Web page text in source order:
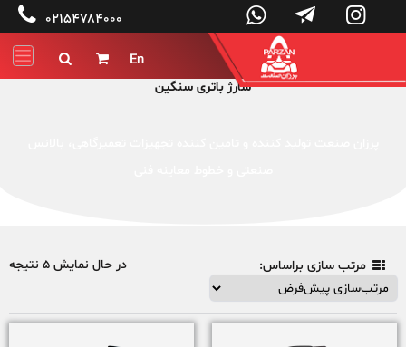



 ۰۲۱۵۴۷۸۴۰۰۰
En


شارژ باتری سنگین
در حال نمایش 5 نتیجه  مرتب سازی براساس: